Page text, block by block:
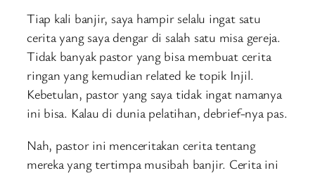
Tiap kali banjir, saya hampir selalu ingat satu
cerita yang saya dengar di salah satu misa gereja.
Tidak banyak pastor yang bisa membuat cerita
ringan yang kemudian related ke topik Injil.
Kebetulan, pastor yang saya tidak ingat namanya
ini bisa. Kalau di dunia pelatihan, debrief-nya pas.
Nah, pastor ini menceritakan cerita tentang
mereka yang tertimpa musibah banjir. Cerita ini